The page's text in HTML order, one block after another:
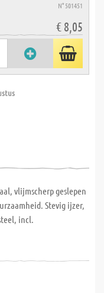
N° 501451
€ 8,05
vlijmscherp geslepen
Stevig ijzer,
incl.